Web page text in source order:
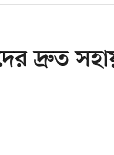
দ্রুত